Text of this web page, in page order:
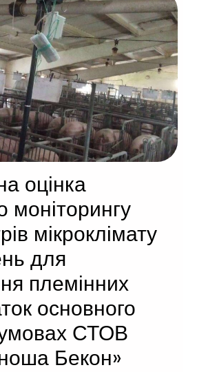
оцінка
моніторингу
мікроклімату
для
племінних
основного
СТОВ
Бекон»